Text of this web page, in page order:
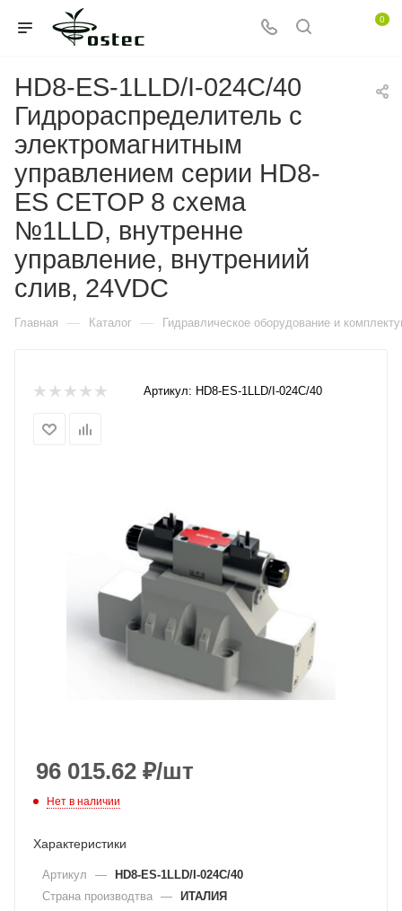
0
HD8-ES-1LLD/I-024C/40
Гидрораспределитель с
электромагнитным
управлением серии HD8-
ES CETOP 8 схема
№1LLD, внутренне
управление, внутрениий
слив, 24VDC
Главная — Каталог — Гидравлическое оборудование и
Артикул: HD8-ES-1LLD/I-024C/40
96 015.62 ₽/шт
Нет в наличии
Характеристики
Артикул — HD8-ES-1LLD/I-024C/40
Страна производтва — ИТАЛИЯ